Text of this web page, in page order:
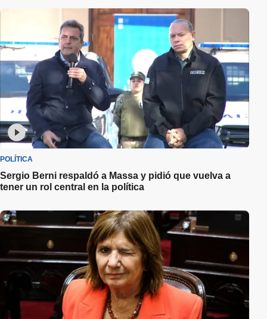
POLÍTICA
Sergio Berni respaldó a Massa y pidió que vuelva a
tener un rol central en la política